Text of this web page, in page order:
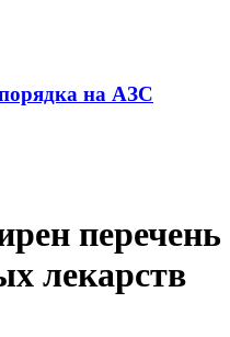
на АЗС
перечень
лекарств